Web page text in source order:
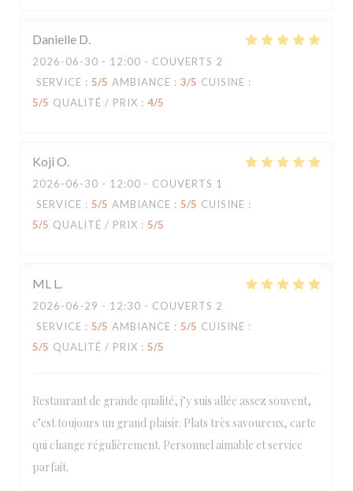
Danielle D
2026-06-30 - 12:00 - COUVERTS 2
SERVICE : 5/5 AMBIANCE : 3/5 CUISINE :
5/5 QUALITÉ / PRIX : 4/5
Koji O
2026-06-30 - 12:00 - COUVERTS 1
SERVICE : 5/5 AMBIANCE : 5/5 CUISINE :
5/5 QUALITÉ / PRIX : 5/5
ML L
2026-06-29 - 12:30 - COUVERTS 2
SERVICE : 5/5 AMBIANCE : 5/5 CUISINE :
5/5 QUALITÉ / PRIX : 5/5
Restaurant de grande qualité, j’y suis allée assez souvent,
c’est toujours un grand plaisir. Plats très savoureux, carte
qui change régulièrement. Personnel aimable et service
parfait.
Loco by Jem's